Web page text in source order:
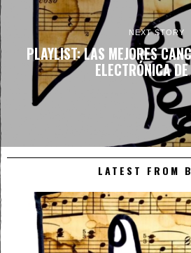
NEXT STORY
PLAYLIST: LAS MEJORES
ELECTRÓNICA
LATEST FROM